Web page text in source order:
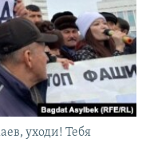
уходи! Тебя